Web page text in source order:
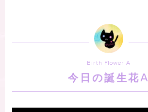
Birth Flower A
今日の誕生花A